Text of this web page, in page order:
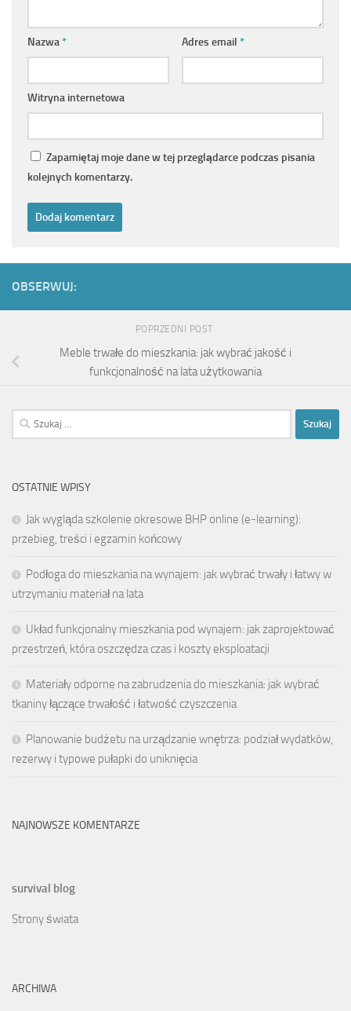
Nazwa* Adres email *
Witryna internetowa
Zapamiętaj moje dane w tej przeglądarce podczas pisania
kolejnych komentarzy.
OBSERWUJ:
POPRZEDNI POST
Meble trwałe do mieszkania: jak wybrać jakość i
funkcjonalność na lata użytkowania
Szukaj:
OSTATNIE WPISY
Jak wygląda szkolenie okresowe BHP online (e-learning):
przebieg, treści i egzamin końcowy
Podłoga do mieszkania na wynajem: jak wybrać trwały i łatwy w
utrzymaniu materiał na lata
Układ funkcjonalny mieszkania pod wynajem: jak zaprojektować
przestrzeń, która oszczędza czas i koszty eksploatacji
Materiały odporne na zabrudzenia do mieszkania: jak wybrać
tkaniny łączące trwałość i łatwość czyszczenia
Planowanie budżetu na urządzanie wnętrza: podział wydatków,
rezerwy i typowe pułapki do uniknięcia
NAJNOWSZE KOMENTARZE
survival blog
Strony świata
ARCHIWA